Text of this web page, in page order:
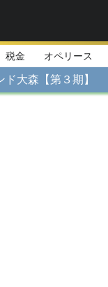
税金 オペリース
大森【第３期】